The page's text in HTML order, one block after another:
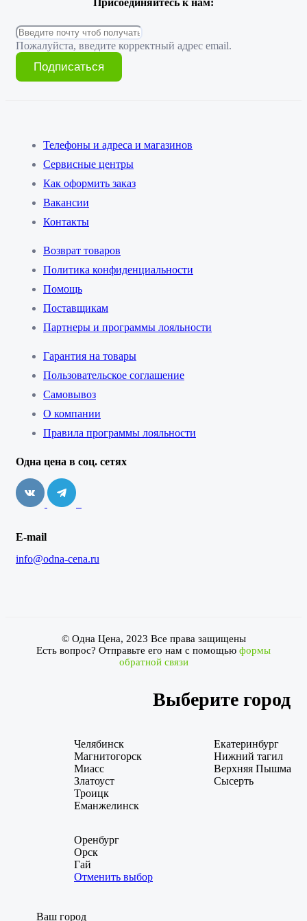
Присоединяйтесь к нам:
Пожалуйста, введите корректный адрес email.
Подписаться
Телефоны и адреса и магазинов
Сервисные центры
Как оформить заказ
Вакансии
Контакты
Возврат товаров
Политика конфиденциальности
Помощь
Поставщикам
Партнеры и программы лояльности
Гарантия на товары
Пользовательское соглашение
Самовывоз
О компании
Правила программы лояльности
Одна цена в соц. сетях
E-mail
info@odna-cena.ru
© Одна Цена, 2023 Все права защищены
Есть вопрос? Отправьте его нам с помощью формы
обратной связи
Выберите город
Челябинск
Магнитогорск
Миасс
Златоуст
Троицк
Еманжелинск
Екатеринбург
Нижний тагил
Верхняя Пышма
Сысерть
Оренбург
Орск
Гай
Отменить выбор
Ваш город